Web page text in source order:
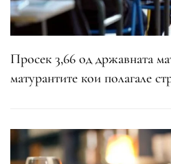
Просек 3,66 од државната
матурантите кои полагале